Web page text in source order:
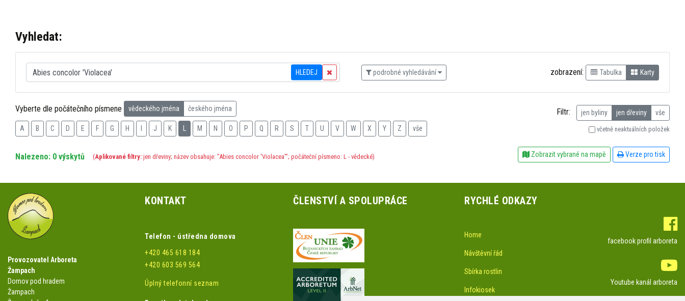
Vyhledat:
HLEDEJ podrobné vyhledávání zobrazení: Tabulka Karty
Vyberte dle počátečního písmene vědeckého jména českého jména
A B C D E F G H J K M N O P Q R S T U V W X Y Z vše
Filtr: jen byliny jen dřeviny vše
včetně neaktuálních položek
Nalezeno: 0 výskytů (Aplikované filtry: jen dřeviny; název obsahuje: "Abies concolor 'Violacea'"; počáteční písmeno: L - vědecké) Zobrazit vybrané na mapě Verze pro tisk
Provozovatel Arboreta
Žampach
Domov pod hradem
Žampach
KONTAKT
Telefon - ústředna domova
+420 465 618 184
+420 603 569 564
Úplný telefonní seznam
ČLENSTVÍ A SPOLUPRÁCE RYCHLÉ ODKAZY
Home
Návštěvní řád
Sbírka rostlin
Infokiosek
facebook profil arboreta
Youtube kanál arboreta